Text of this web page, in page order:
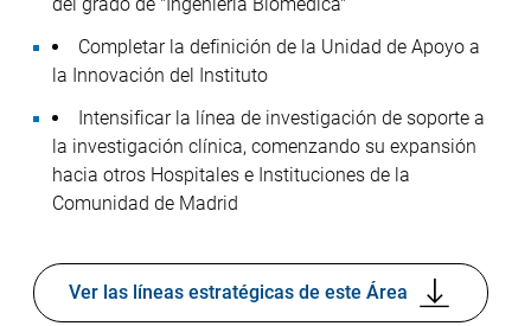
Completar la definición de la Unidad de Apoyo a
la Innovación del Instituto
Intensificar la línea de investigación de soporte a
la investigación clínica, comenzando su expansión
hacia otros Hospitales e Instituciones de la
Comunidad de Madrid
Ver las líneas estratégicas de este Área